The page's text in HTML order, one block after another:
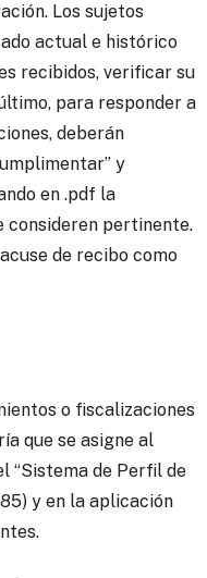
Los sujetos
actual e histórico
recibidos, verificar su
para responder a
deberán
y
en .pdf la
consideren pertinente.
de recibo como
o fiscalizaciones
que se asigne al
“Sistema de Perfil de
y en la aplicación